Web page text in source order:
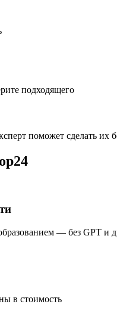
подходящего
поможет сделать их
— без GPT и
в стоимость